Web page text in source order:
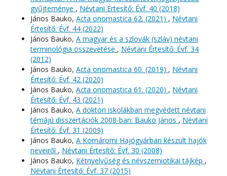
gyűjteménye , Névtani Értesítő: Évf. 40 (2018)
János Bauko, Acta onomastica 62. (2021) , Névtani
Értesítő: Évf. 44 (2022)
János Bauko, A magyar és a szlovák (szláv) névtani
terminológia összevetése , Névtani Értesítő: Évf. 34
(2012)
János Bauko, Acta onomastica 60. (2019) , Névtani
Értesítő: Évf. 42 (2020)
János Bauko, Acta onomastica 61. (2020) , Névtani
Értesítő: Évf. 43 (2021)
János Bauko, A doktori iskolákban megvédett névtani
témájú disszertációk 2008-ban: Bauko János , Névtani
Értesítő: Évf. 31 (2009)
János Bauko, A Komáromi Hajógyárban készült hajók
neveiről , Névtani Értesítő: Évf. 30 (2008)
János Bauko, Kétnyelvűség és névszemiotikai tájkép ,
Névtani Értesítő: Évf. 37 (2015)